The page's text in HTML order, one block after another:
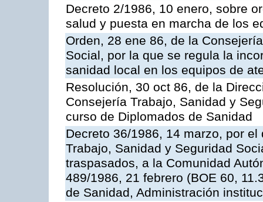
Decreto 2/1986, 10 enero, sobre
salud y puesta en marcha de los
Orden, 28 ene 86, de la
Social, por la que se regula la
sanidad local en los equipos de
Resolución, 30 oct 86, de la
Consejería Trabajo, Sanidad y
curso de Diplomados de Sanidad
Decreto 36/1986, 14 marzo, por
Trabajo, Sanidad y Seguridad
traspasados, a la Comunidad
489/1986, 21 febrero (BOE 60,
de Sanidad, Administración